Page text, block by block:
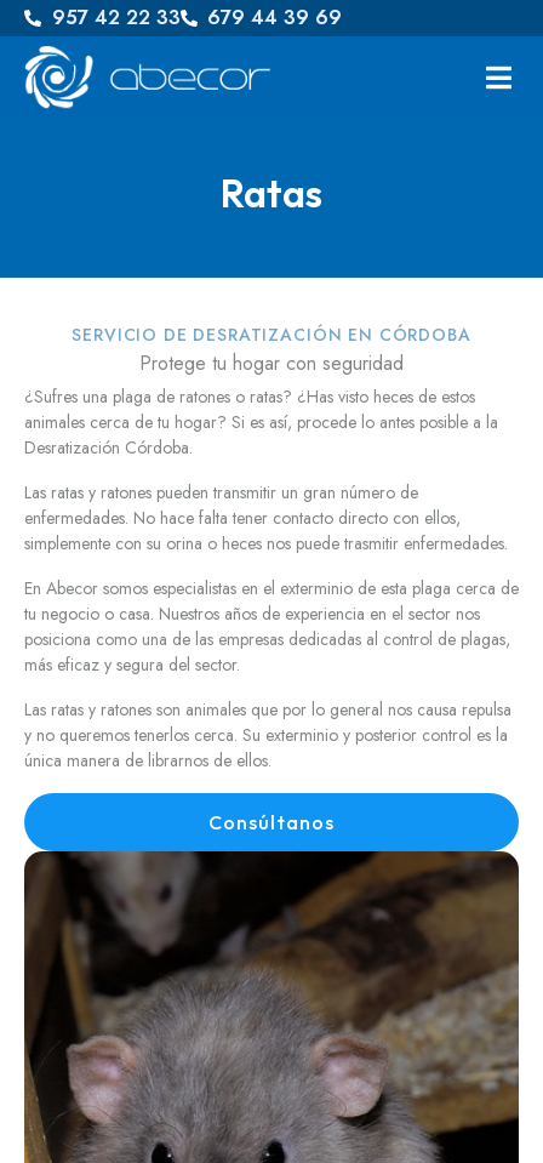
957 42 22 33 679 44 39 69
Ratas
SERVICIO DE DESRATIZACIÓN EN CÓRDOBA
Protege tu hogar con seguridad
¿Sufres una plaga de ratones o ratas? ¿Has visto heces de estos
animales cerca de tu hogar? Si es así, procede lo antes posible a la
Desratización Córdoba.
Las ratas y ratones pueden transmitir un gran número de
enfermedades. No hace falta tener contacto directo con ellos,
simplemente con su orina o heces nos puede trasmitir enfermedades.
En Abecor somos especialistas en el exterminio de esta plaga cerca de
tu negocio o casa. Nuestros años de experiencia en el sector nos
posiciona como una de las empresas dedicadas al control de plagas,
más eficaz y segura del sector.
Las ratas y ratones son animales que por lo general nos causa repulsa
y no queremos tenerlos cerca. Su exterminio y posterior control es la
única manera de librarnos de ellos.
Consúltanos